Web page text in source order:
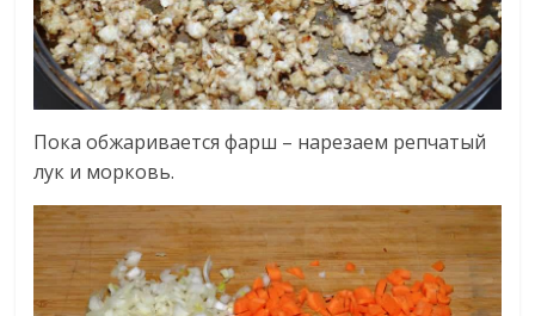
Пока обжаривается фарш – нарезаем репчатый
лук и морковь.